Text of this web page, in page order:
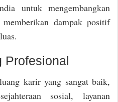
untuk mengembangkan
dampak positif
Profesional
karir yang sangat baik,
sosial, layanan